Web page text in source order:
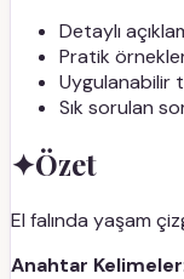
Detaylı
Pratik
Uygulanabilir
Sık sorulan
✦Özet
El falında yaşam
Anahtar Kelimeler